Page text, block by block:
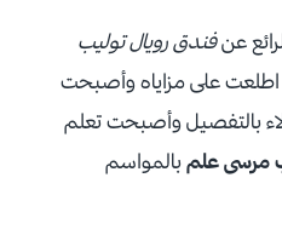
عنفندق رويال توليب
اطلعت على مزاياه وأصبحت
بالتفصيل وأصبحت تعلم
مرسى علمبالمواسم